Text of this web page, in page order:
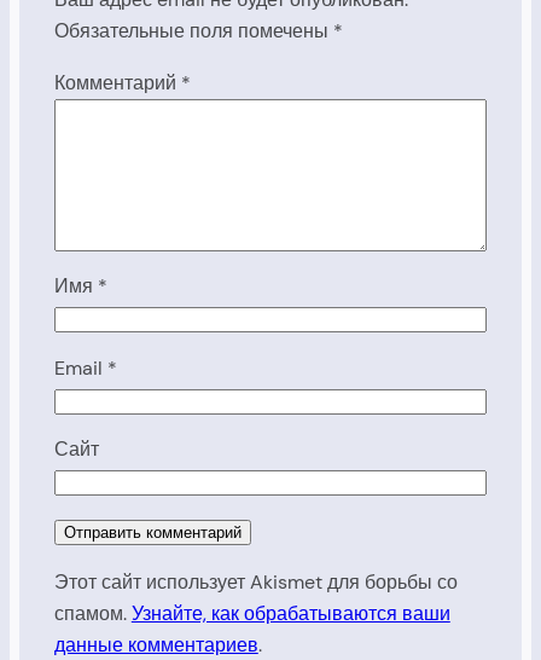
Обязательные поля помечены *
Комментарий *
Имя *
Email *
Сайт
Этот сайт использует Akismet для борьбы со
спамом.Узнайте, как обрабатываются ваши
данные комментариев.